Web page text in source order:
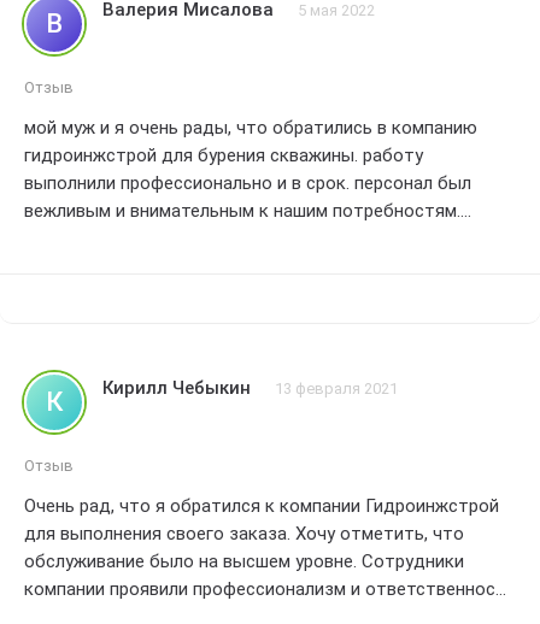
В Валерия Мисалова 5 мая 2022
Отзыв
мой муж и я очень рады, что обратились в компанию
гидроинжстрой для бурения скважины. работу
выполнили профессионально и в срок. персонал был
вежливым и внимательным к нашим потребностям.
К Кирилл Чебыкин 13 февраля 2021
Отзыв
Очень рад, что я обратился к компании Гидроинжстрой
для выполнения своего заказа. Хочу отметить, что
обслуживание было на высшем уровне. Сотрудники
компании проявили профессионализм и ответственность